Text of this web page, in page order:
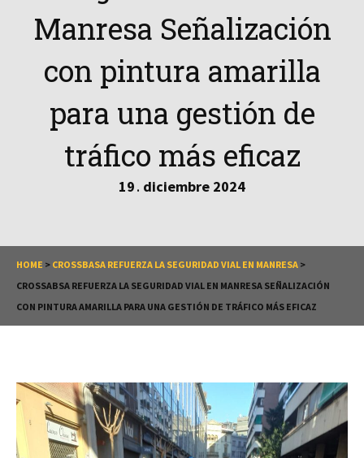
Manresa Señalización
con pintura amarilla
para una gestión de
tráfico más eficaz
19 . diciembre 2024
HOME > CROSSBASA REFUERZA LA SEGURIDAD VIAL EN MANRESA >
CROSSABSA REFUERZA LA SEGURIDAD VIAL EN MANRESA SEÑALIZACIÓN
CON PINTURA AMARILLA PARA UNA GESTIÓN DE TRÁFICO MÁS EFICAZ